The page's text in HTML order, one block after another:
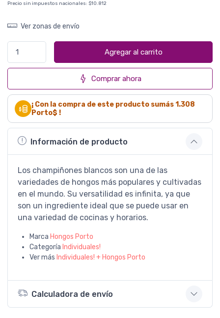
Precio sin impuestos nacionales: $10.812
Ver zonas de envío
Agregar al carrito
Comprar ahora
¡ Con la compra de este producto sumás1.308
Porto$ !
Información de producto
Los champiñones blancos son una de las
variedades de hongos más populares y cultivadas
en el mundo. Su versatilidad es infinita, ya que
son un ingrediente ideal que se puede usar en
una variedad de cocinas y horarios.
Marca Hongos Porto
Categoría Individuales!
Ver más Individuales! + Hongos Porto
Calculadora de envío